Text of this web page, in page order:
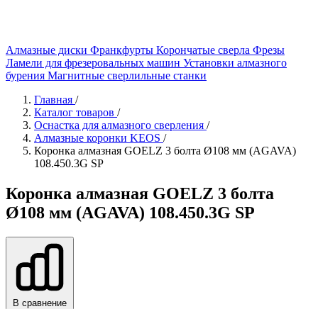
Алмазные диски Франкфурты Корончатые сверла Фрезы
Ламели для фрезеровальных машин Установки алмазного
бурения Магнитные сверлильные станки
Главная /
Каталог товаров /
Оснастка для алмазного сверления /
Алмазные коронки KEOS /
Коронка алмазная GOELZ 3 болта Ø108 мм (AGAVA)
108.450.3G SP
Коронка алмазная GOELZ 3 болта
Ø108 мм (AGAVA) 108.450.3G SP
В сравнение